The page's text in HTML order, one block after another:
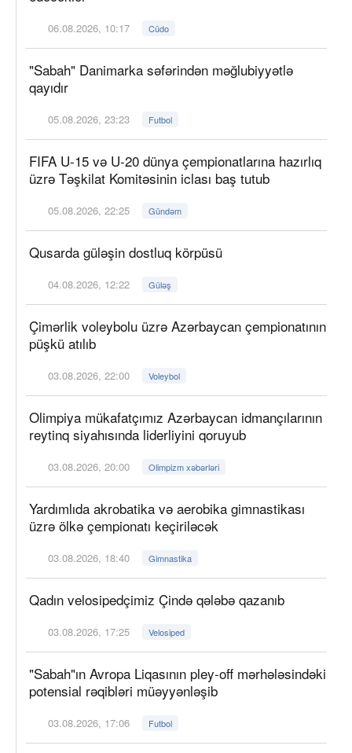
06.08.2026, 10:17 Cüdo
"Sabah" Danimarka səfərindən məğlubiyyətlə
qayıdır
05.08.2026, 23:23 Futbol
FIFA U-15 və U-20 dünya çempionatlarına hazırlıq
üzrə Təşkilat Komitəsinin iclası baş tutub
05.08.2026, 22:25 Gündəm
Qusarda güləşin dostluq körpüsü
04.08.2026, 12:22 Güləş
Çimərlik voleybolu üzrə Azərbaycan çempionatının
püşkü atılıb
03.08.2026, 22:00 Voleybol
Olimpiya mükafatçımız Azərbaycan idmançılarının
reytinq siyahısında liderliyini qoruyub
03.08.2026, 20:00 Olimpizm xəbərləri
Yardımlıda akrobatika və aerobika gimnastikası
üzrə ölkə çempionatı keçiriləcək
03.08.2026, 18:40 Gimnastika
Qadın velosipedçimiz Çində qələbə qazanıb
03.08.2026, 17:25 Velosiped
"Sabah"ın Avropa Liqasının pley-off mərhələsindəki
potensial rəqibləri müəyyənləşib
03.08.2026, 17:06 Futbol